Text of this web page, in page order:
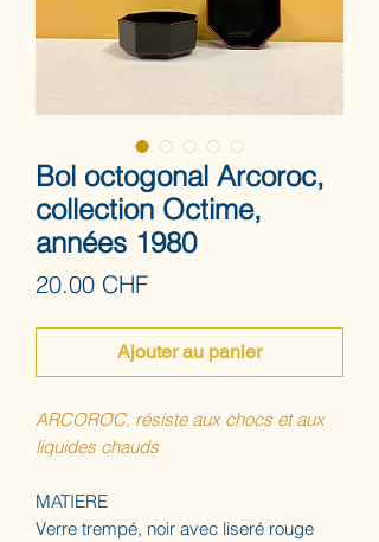
Bol octogonal Arcoroc,
collection Octime,
années 1980
20.00 CHFPrix
Ajouter au panier
ARCOROC, résiste aux chocs et aux
liquides chauds
MATIERE
Verre trempé, noir avec liseré rouge